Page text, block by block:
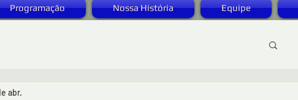
Programação Nossa História Equipe
abr.